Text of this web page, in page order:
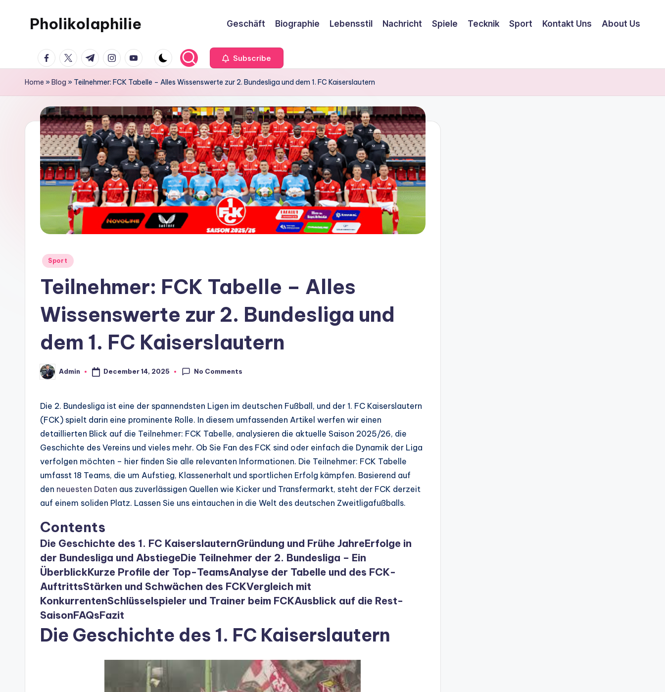
Pholikolaphilie Geschäft Biographie Lebensstil Nachricht Spiele Tecknik Sport Kontakt Uns About Us
facebook.com
twitter.com
t.me instagram.com
youtube.com Subscribe
Home »Blog » Teilnehmer: FCK Tabelle – Alles Wissenswerte zur 2. Bundesliga und dem 1. FC Kaiserslautern
Posted
Sport
Teilnehmer: FCK Tabelle – Alles
Wissenswerte zur 2. Bundesliga und
dem 1. FC Kaiserslautern
Posted
by
Admin December 14, 2025 No Comments
Die 2. Bundesliga ist eine der spannendsten Ligen im deutschen Fußball, und der 1. FC Kaiserslautern
(FCK) spielt darin eine prominente Rolle. In diesem umfassenden Artikel werfen wir einen
detaillierten Blick auf die Teilnehmer: FCK Tabelle, analysieren die aktuelle Saison 2025/26, die
Geschichte des Vereins und vieles mehr. Ob Sie Fan des FCK sind oder einfach die Dynamik der Liga
verfolgen möchten – hier finden Sie alle relevanten Informationen. Die Teilnehmer: FCK Tabelle
umfasst 18 Teams, die um Aufstieg, Klassenerhalt und sportlichen Erfolg kämpfen. Basierend auf
den neuesten Daten aus zuverlässigen Quellen wie Kicker und Transfermarkt, steht der FCK derzeit
auf einem soliden Platz. Lassen Sie uns eintauchen in die Welt des deutschen Zweitligafußballs.
Contents
Die Geschichte des 1. FC KaiserslauternGründung und Frühe JahreErfolge in
der Bundesliga und AbstiegeDie Teilnehmer der 2. Bundesliga – Ein
ÜberblickKurze Profile der Top-TeamsAnalyse der Tabelle und des FCK-
AuftrittsStärken und Schwächen des FCKVergleich mit
KonkurrentenSchlüsselspieler und Trainer beim FCKAusblick auf die Rest-
SaisonFAQsFazit
Die Geschichte des 1. FC Kaiserslautern